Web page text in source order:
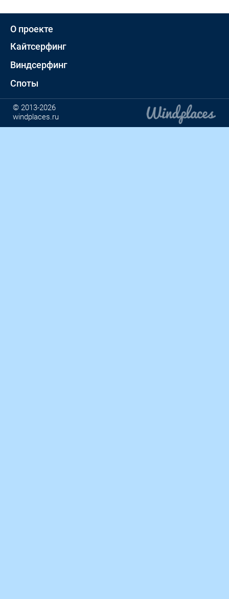
О проекте
Кайтсерфинг
Виндсерфинг
Споты
© 2013-2026
windplaces.ru